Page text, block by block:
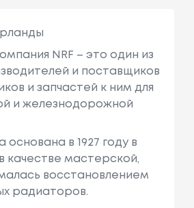
NRF – это один из
и поставщиков
и запчастей к ним для
и железнодорожной
основана в 1927 году в
качестве мастерской,
восстановлением
радиаторов.